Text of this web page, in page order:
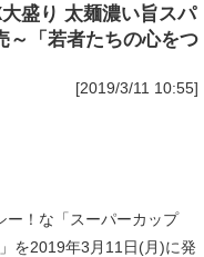
盛り 太麺濃い旨スパ
～「若者たちの心をつ
[2019/3/11 10:55]
！な「スーパーカップ
を2019年3月11日(月)に発